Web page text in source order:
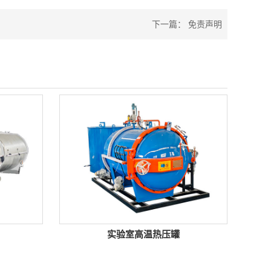
下一篇： 免责声明
实验室高温热压罐